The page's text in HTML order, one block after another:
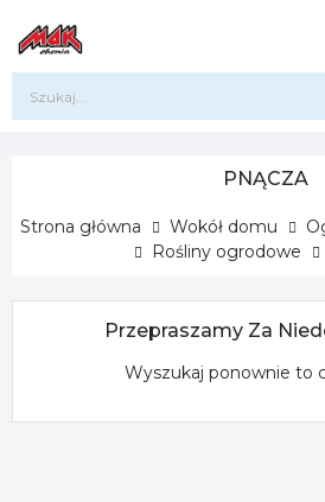
PNĄCZA
Strona główna Wokół domu
Rośliny ogrodowe
Przepraszamy Za
Wyszukaj ponownie to